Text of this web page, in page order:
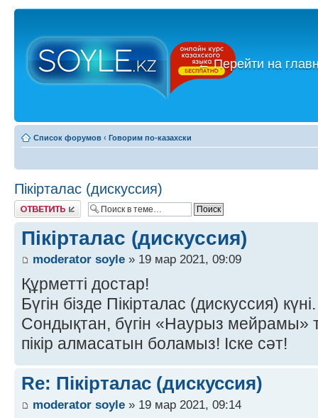
←Перейти на
Список форумов ‹ Говорим по-казахски
Пікірталас (дискуссия)
Ответить
Пікірталас (дискуссия)
moderator soyle » 19 мар 2021, 09:09
Құрметті достар!
Бүгін бізде Пікірталас (дискуссия) күні.
Сондықтан, бүгін «Наурыз мейрамы»
пікір алмасатын боламыз! Іске сәт!
Re: Пікірталас (дискуссия)
moderator soyle » 19 мар 2021, 09:14